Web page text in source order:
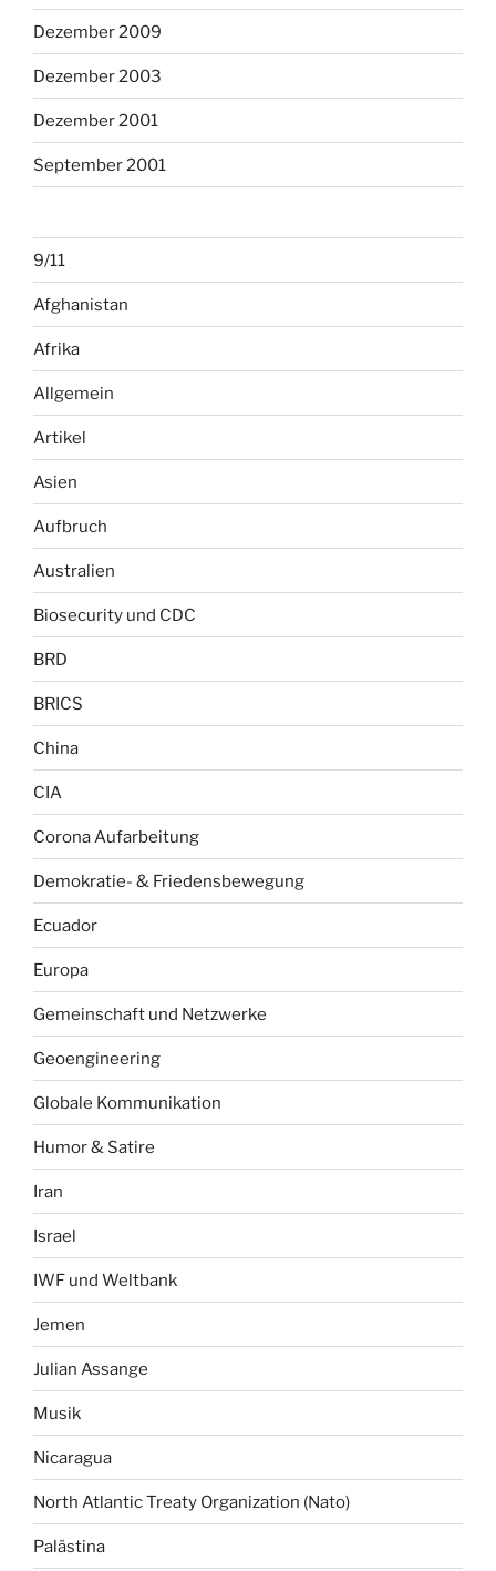
Dezember 2009
Dezember 2003
Dezember 2001
September 2001
9/11
Afghanistan
Afrika
Allgemein
Artikel
Asien
Aufbruch
Australien
Biosecurity und CDC
BRD
BRICS
China
CIA
Corona Aufarbeitung
Demokratie- & Friedensbewegung
Ecuador
Europa
Gemeinschaft und Netzwerke
Geoengineering
Globale Kommunikation
Humor & Satire
Iran
Israel
IWF und Weltbank
Jemen
Julian Assange
Musik
Nicaragua
North Atlantic Treaty Organization (Nato)
Palästina